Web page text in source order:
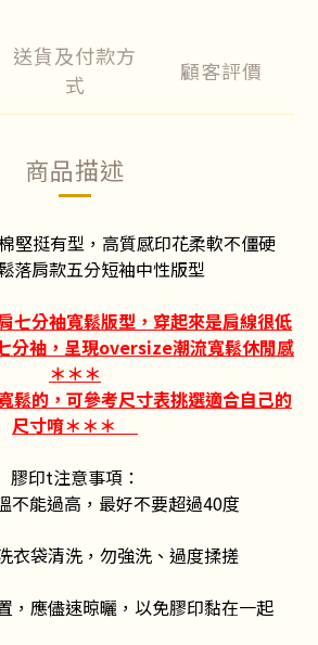
送貨及付款方
式
顧客評價
商品描述
堅挺有型，高質感印花柔軟不僵硬
落肩款五分短袖中性版型
七分袖寬鬆版型，穿起來是肩線很低
分袖，呈現oversize潮流寬鬆休閒感
＊＊＊
鬆的，可參考尺寸表挑選適合自己的
尺寸唷＊＊＊
膠印t注意事項：
不能過高，最好不要超過40度
衣袋清洗，勿強洗、過度揉搓
，應儘速晾曬，以免膠印黏在一起